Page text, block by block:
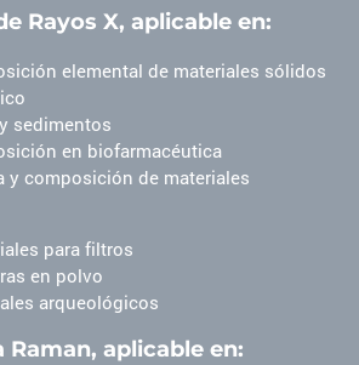
Rayos X, aplicable en:
elemental de materiales sólidos
sedimentos
en biofarmacéutica
y composición de materiales
para filtros
en polvo
arqueológicos
aplicable en: